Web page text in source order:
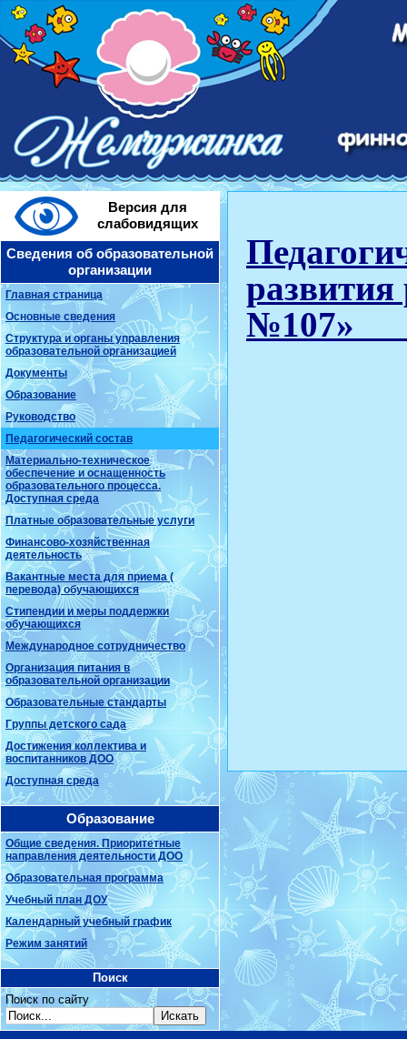
Версия для
слабовидящих
Сведения об образовательной
организации
Главная страница
Основные сведения
Структура и органы управления
образовательной организацией
Документы
Образование
Руководство
Педагогический состав
Материально-техническое
обеспечение и оснащенность
образовательного процесса.
Доступная среда
Платные образовательные услуги
Финансово-хозяйственная
деятельность
Вакантные места для приема (
перевода) обучающихся
Стипендии и меры поддержки
обучающихся
Международное сотрудничество
Организация питания в
образовательной организации
Образовательные стандарты
Группы детского сада
Достижения коллектива и
воспитанников ДОО
Доступная среда
Образование
Общие сведения. Приоритетные
направления деятельности ДОО
Образовательная программа
Учебный план ДОУ
Календарный учебный график
Режим занятий
Поиск
Поиск по сайту
развития